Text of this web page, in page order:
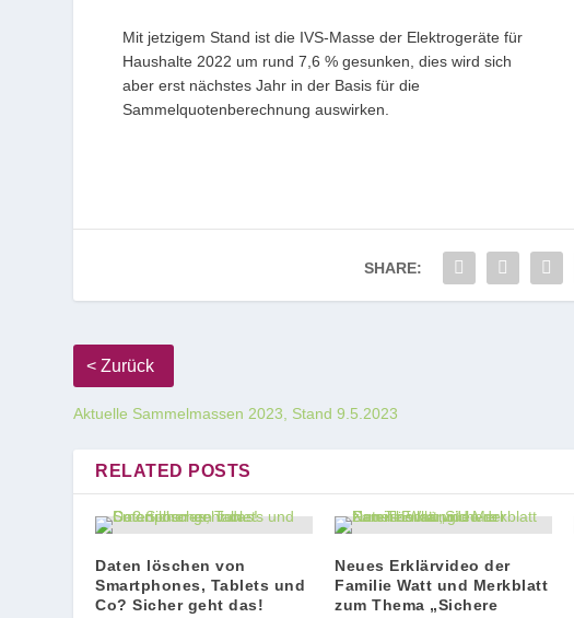
Mit jetzigem Stand ist die IVS-Masse der Elektrogeräte für
Haushalte 2022 um rund 7,6 % gesunken, dies wird sich
aber erst nächstes Jahr in der Basis für die
Sammelquotenberechnung auswirken.
SHARE:
Aktuelle Sammelmassen 2023, Stand 9.5.2023
RELATED POSTS
Daten löschen von
Smartphones, Tablets und
Co? Sicher geht das!
Neues Erklärvideo der
Familie Watt und Merkblatt
zum Thema „Sichere